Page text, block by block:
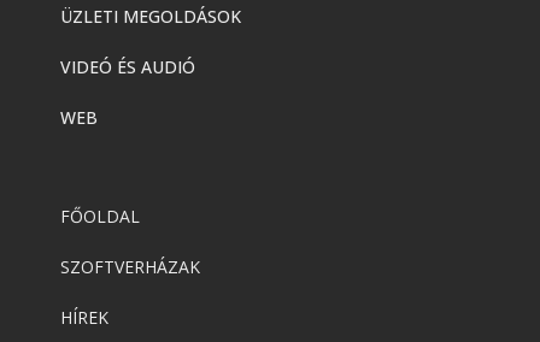
ÜZLETI MEGOLDÁSOK
VIDEÓ ÉS AUDIÓ
WEB
FŐOLDAL
SZOFTVERHÁZAK
HÍREK